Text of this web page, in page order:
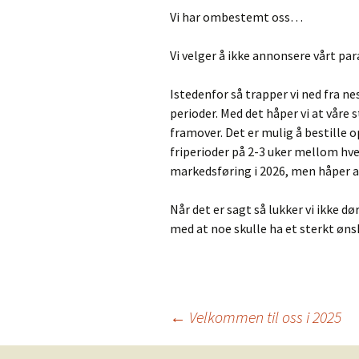
Vi har ombestemt oss…
Vi velger å ikke annonsere vårt
Istedenfor så trapper vi ned fra
perioder. Med det håper vi at
framover. Det er mulig å bestille
friperioder på 2-3 uker mellom
markedsføring i 2026, men
Når det er sagt så lukker vi ikke
med at noe skulle ha et sterkt
Innleggsnavigasjon
← Velkommen til oss i 2025